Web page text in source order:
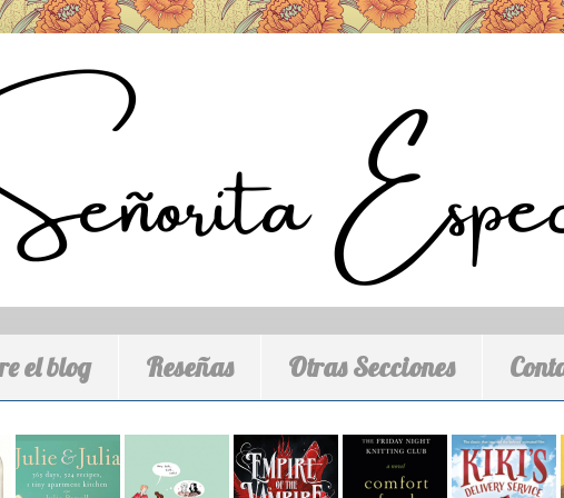
el blog Reseñas Otras Secciones